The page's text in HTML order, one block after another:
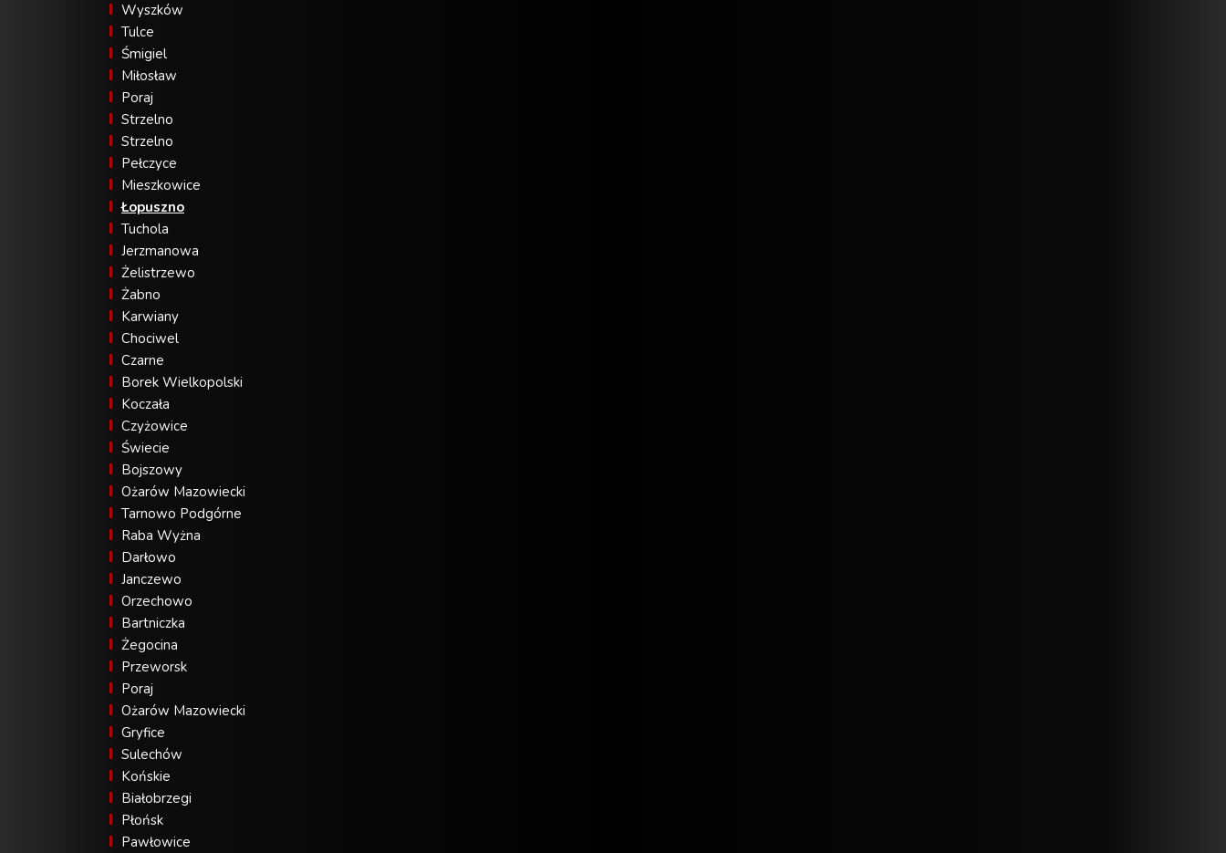
Wyszków
Tulce
Śmigiel
Miłosław
Poraj
Strzelno
Strzelno
Pełczyce
Mieszkowice
Łopuszno
Tuchola
Jerzmanowa
Żelistrzewo
Żabno
Karwiany
Chociwel
Czarne
Borek Wielkopolski
Koczała
Czyżowice
Świecie
Bojszowy
Ożarów Mazowiecki
Tarnowo Podgórne
Raba Wyżna
Darłowo
Janczewo
Orzechowo
Bartniczka
Żegocina
Przeworsk
Poraj
Ożarów Mazowiecki
Gryfice
Sulechów
Końskie
Białobrzegi
Płońsk
Pawłowice